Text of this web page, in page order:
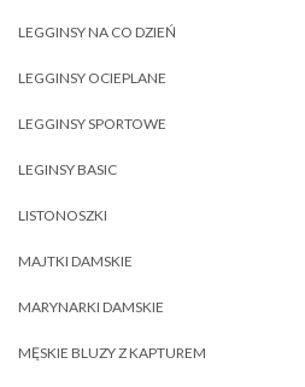
LEGGINSY NA CO DZIEŃ
LEGGINSY OCIEPLANE
LEGGINSY SPORTOWE
LEGINSY BASIC
LISTONOSZKI
MAJTKI DAMSKIE
MARYNARKI DAMSKIE
MĘSKIE BLUZY Z KAPTUREM